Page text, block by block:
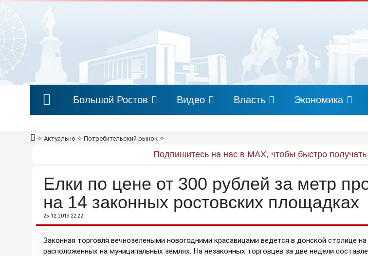
Большой Ростов Видео Власть Экономика
✧ Актуально ✧ Потребительский рынок ✧
Подпишитесь на нас в MAX, чтобы быстро
Елки по цене от 300 рублей за метр
на 14 законных ростовских площадках
25.12.2019 22:22
Законная торговля вечнозелеными новогодними красавицами ведется в донской столице
расположенных на муниципальных землях. На незаконных торговцев за две недели